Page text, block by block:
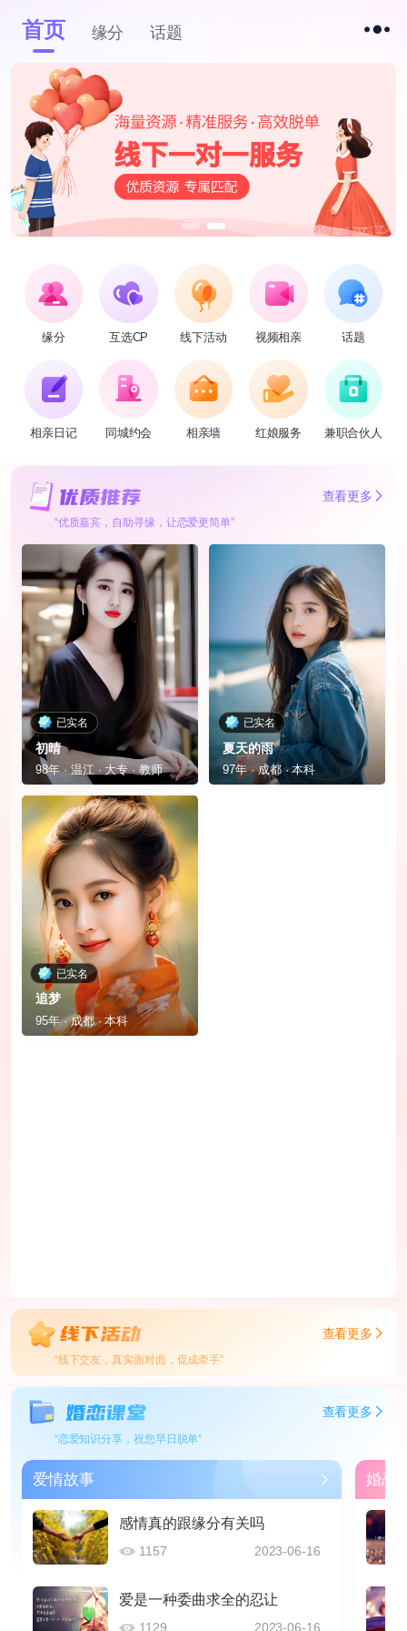
首页 缘分 话题
缘分 互选CP 线下活动 视频相亲 话题
相亲日记 同城约会 相亲墙 红娘服务 兼职合伙人
查看更多
“优质嘉宾，自助寻缘，让恋爱更简单”
已实名
初晴
98年 · 温江 · 大专 · 教师
已实名
夏天的雨
97年 · 成都 · 本科
已实名
追梦
95年 · 成都 · 本科
查看更多
“线下交友，真实面对面，促成牵手”
查看更多
“恋爱知识分享，祝您早日脱单”
爱情故事
感情真的跟缘分有关吗
1157 2023-06-16
爱是一种委曲求全的忍让
1129 2023-06-16
婚恋